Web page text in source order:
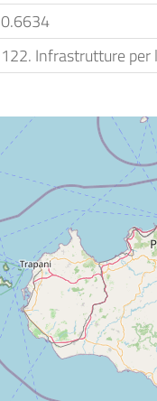
0.6634
122. Infrastrutture per